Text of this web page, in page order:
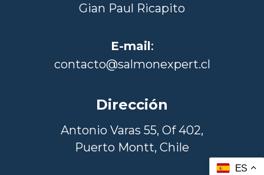
Gian Paul Ricapito
E-mail:
contacto@salmonexpert.cl
Dirección
Antonio Varas 55, Of 402,
Puerto Montt, Chile
ES